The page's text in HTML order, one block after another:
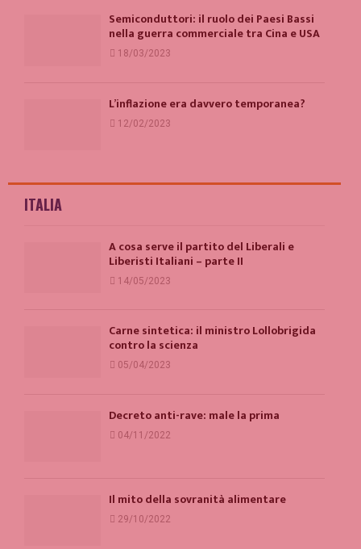
Semiconduttori: il ruolo dei Paesi Bassi
nella guerra commerciale tra Cina e USA
18/03/2023
L’inflazione era davvero temporanea?
12/02/2023
ITALIA
A cosa serve il partito del Liberali e
Liberisti Italiani – parte II
14/05/2023
Carne sintetica: il ministro Lollobrigida
contro la scienza
05/04/2023
Decreto anti-rave: male la prima
04/11/2022
Il mito della sovranità alimentare
29/10/2022